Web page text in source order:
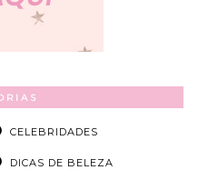
CELEBRIDADES
DICAS DE BELEZA